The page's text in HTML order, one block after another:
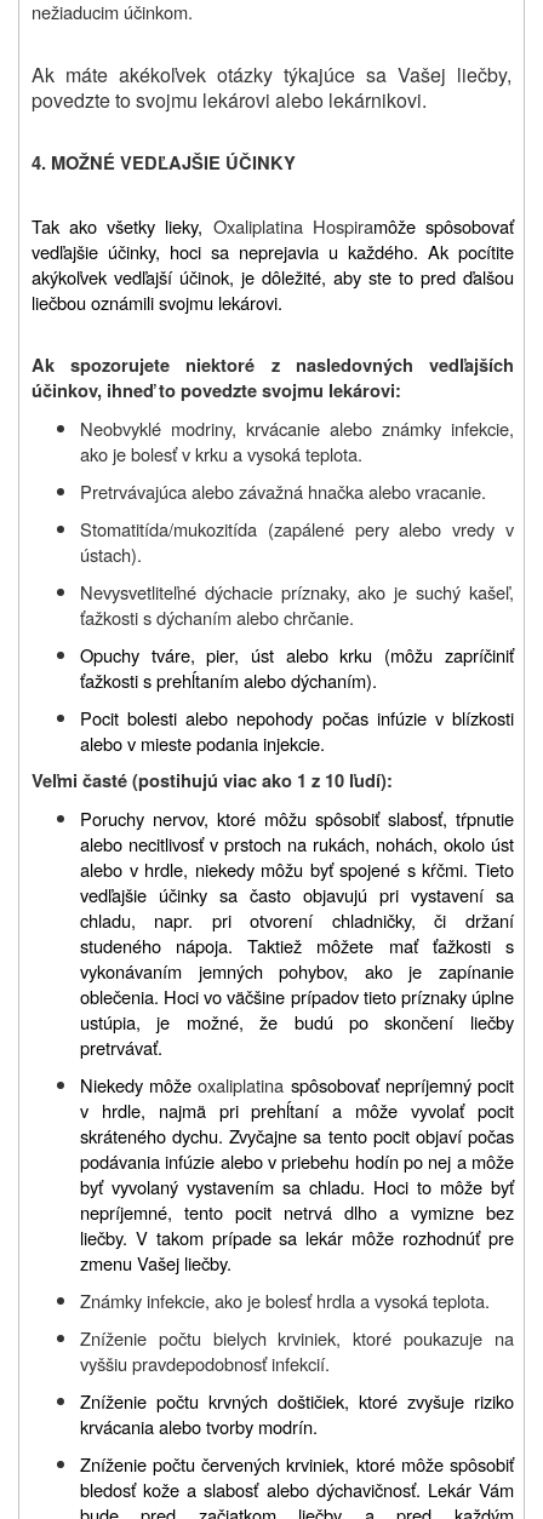
nežiaducim účinkom.
Ak máte akékoľvek otázky týkajúce sa Vašej liečby,
povedzte to svojmu lekárovi alebo lekárnikovi.
4. MOŽNÉ VEDĽAJŠIE ÚČINKY
Tak ako všetky lieky, Oxaliplatina Hospiramôže spôsobovať
vedľajšie účinky, hoci sa neprejavia u každého. Ak pocítite
akýkoľvek vedľajší účinok, je dôležité, aby ste to pred ďalšou
liečbou oznámili svojmu lekárovi.
Ak spozorujete niektoré z nasledovných vedľajších
účinkov, ihneď to povedzte svojmu lekárovi:
Neobvyklé modriny, krvácanie alebo známky infekcie,
ako je bolesť v krku a vysoká teplota.
Pretrvávajúca alebo závažná hnačka alebo vracanie.
Stomatitída/mukozitída (zapálené pery alebo vredy v
ústach).
Nevysvetliteľné dýchacie príznaky, ako je suchý kašeľ,
ťažkosti s dýchaním alebo chrčanie.
Opuchy tváre, pier, úst alebo krku (môžu zapríčiniť
ťažkosti s prehĺtaním alebo dýchaním).
Pocit bolesti alebo nepohody počas infúzie v blízkosti
alebo v mieste podania injekcie.
Veľmi časté (postihujú viac ako 1 z 10 ľudí):
Poruchy nervov, ktoré môžu spôsobiť slabosť, tŕpnutie
alebo necitlivosť v prstoch na rukách, nohách, okolo úst
alebo v hrdle, niekedy môžu byť spojené s kŕčmi. Tieto
vedľajšie účinky sa často objavujú pri vystavení sa
chladu, napr. pri otvorení chladničky, či držaní
studeného nápoja. Taktiež môžete mať ťažkosti s
vykonávaním jemných pohybov, ako je zapínanie
oblečenia. Hoci vo väčšine prípadov tieto príznaky úplne
ustúpia, je možné, že budú po skončení liečby
pretrvávať.
Niekedy môže oxaliplatina spôsobovať nepríjemný pocit
v hrdle, najmä pri prehĺtaní a môže vyvolať pocit
skráteného dychu. Zvyčajne sa tento pocit objaví počas
podávania infúzie alebo v priebehu hodín po nej a môže
byť vyvolaný vystavením sa chladu. Hoci to môže byť
nepríjemné, tento pocit netrvá dlho a vymizne bez
liečby. V takom prípade sa lekár môže rozhodnúť pre
zmenu Vašej liečby.
Známky infekcie, ako je bolesť hrdla a vysoká teplota.
Zníženie počtu bielych krviniek, ktoré poukazuje na
vyššiu pravdepodobnosť infekcií.
Zníženie počtu krvných doštičiek, ktoré zvyšuje riziko
krvácania alebo tvorby modrín.
Zníženie počtu červených krviniek, ktoré môže spôsobiť
bledosť kože a slabosť alebo dýchavičnosť. Lekár Vám